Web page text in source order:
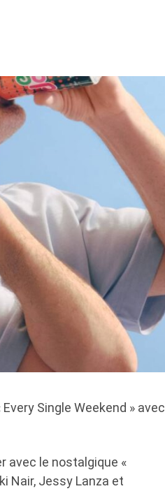
Single Weekend » avec
avec le nostalgique «
Nair, Jessy Lanza et